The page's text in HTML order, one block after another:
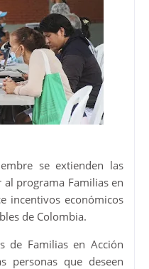
se extienden las
programa Familias en
incentivos económicos
de Colombia.
de Familias en Acción
personas que deseen